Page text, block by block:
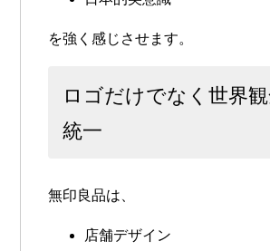
を強く感じさせます。
ロゴだけでなく世界
統一
無印良品は、
店舗デザイン